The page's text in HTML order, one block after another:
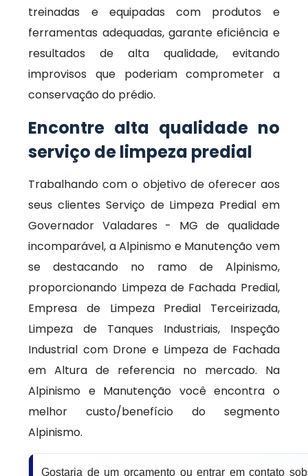
treinadas e equipadas com produtos e
ferramentas adequadas, garante eficiência e
resultados de alta qualidade, evitando
improvisos que poderiam comprometer a
conservação do prédio.
Encontre alta qualidade no
serviço de limpeza predial
Trabalhando com o objetivo de oferecer aos
seus clientes Serviço de Limpeza Predial em
Governador Valadares - MG de qualidade
incomparável, a Alpinismo e Manutenção vem
se destacando no ramo de Alpinismo,
proporcionando Limpeza de Fachada Predial,
Empresa de Limpeza Predial Terceirizada,
Limpeza de Tanques Industriais, Inspeção
Industrial com Drone e Limpeza de Fachada
em Altura de referencia no mercado. Na
Alpinismo e Manutenção você encontra o
melhor custo/benefício do segmento
Alpinismo.
Gostaria de um orçamento ou entrar em contato